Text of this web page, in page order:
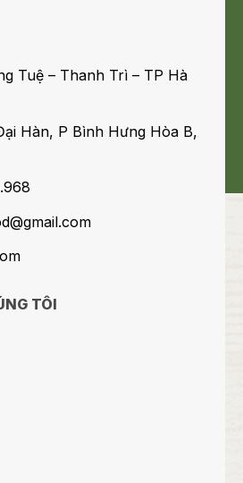
Tuệ – Thanh Trì – TP Hà
Hàn, P Bình Hưng Hòa B,
TÔI